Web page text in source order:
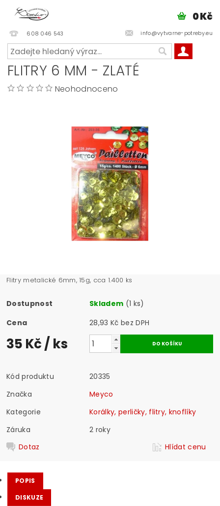
608 046 543 info@vytvarne-potreby.eu
0 Kč
FLITRY 6 MM - ZLATÉ
Neohodnoceno
Flitry metalické 6mm, 15g, cca 1.400 ks
Dostupnost Skladem (1 ks)
Cena
28,93 Kč bez DPH
35 Kč/ ks
Kód produktu
20335
Značka
Meyco
Kategorie
Korálky, perličky, flitry, knoflíky
Záruka
2 roky
Dotaz
Hlídat cenu
POPIS
DISKUZE